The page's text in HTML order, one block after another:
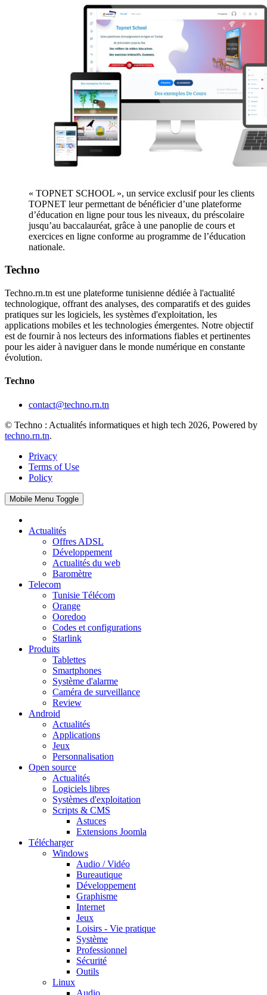
« TOPNET SCHOOL », un service exclusif pour les clients
TOPNET leur permettant de bénéficier d’une plateforme
d’éducation en ligne pour tous les niveaux, du préscolaire
jusqu’au baccalauréat, grâce à une panoplie de cours et
exercices en ligne conforme au programme de l’éducation
nationale.
Techno
Techno.rn.tn est une plateforme tunisienne dédiée à l'actualité
technologique, offrant des analyses, des comparatifs et des guides
pratiques sur les logiciels, les systèmes d'exploitation, les
applications mobiles et les technologies émergentes. Notre objectif
est de fournir à nos lecteurs des informations fiables et pertinentes
pour les aider à naviguer dans le monde numérique en constante
évolution.
Techno
contact@techno.rn.tn
© Techno : Actualités informatiques et high tech 2026, Powered by
techno.rn.tn.
Privacy
Terms of Use
Policy
Mobile Menu Toggle
Actualités
Offres ADSL
Développement
Actualités du web
Baromètre
Telecom
Tunisie Télécom
Orange
Ooredoo
Codes et configurations
Starlink
Produits
Tablettes
Smartphones
Système d'alarme
Caméra de surveillance
Review
Android
Actualités
Applications
Jeux
Personnalisation
Open source
Actualités
Logiciels libres
Systèmes d'exploitation
Scripts & CMS
Astuces
Extensions Joomla
Télécharger
Windows
Audio / Vidéo
Bureautique
Développement
Graphisme
Internet
Jeux
Loisirs - Vie pratique
Système
Professionnel
Sécurité
Outils
Linux
Audio